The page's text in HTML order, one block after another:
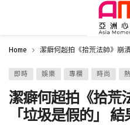
Home 潔癖何超拍《拾荒法師》崩
即時 娛樂 專欄 時尚
潔癖何超拍《拾荒
「垃圾是假的」